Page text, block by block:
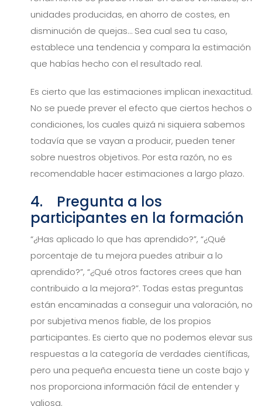
unidades producidas, en ahorro de costes, en
disminución de quejas… Sea cual sea tu caso,
establece una tendencia y compara la estimación
que habías hecho con el resultado real.
Es cierto que las estimaciones implican inexactitud.
No se puede prever el efecto que ciertos hechos o
condiciones, los cuales quizá ni siquiera sabemos
todavía que se vayan a producir, pueden tener
sobre nuestros objetivos. Por esta razón, no es
recomendable hacer estimaciones a largo plazo.
4. Pregunta a los
participantes en la formación
“¿Has aplicado lo que has aprendido?”, “¿Qué
porcentaje de tu mejora puedes atribuir a lo
aprendido?”, “¿Qué otros factores crees que han
contribuido a la mejora?”. Todas estas preguntas
están encaminadas a conseguir una valoración, no
por subjetiva menos fiable, de los propios
participantes. Es cierto que no podemos elevar sus
respuestas a la categoría de verdades científicas,
pero una pequeña encuesta tiene un coste bajo y
nos proporciona información fácil de entender y
valiosa.